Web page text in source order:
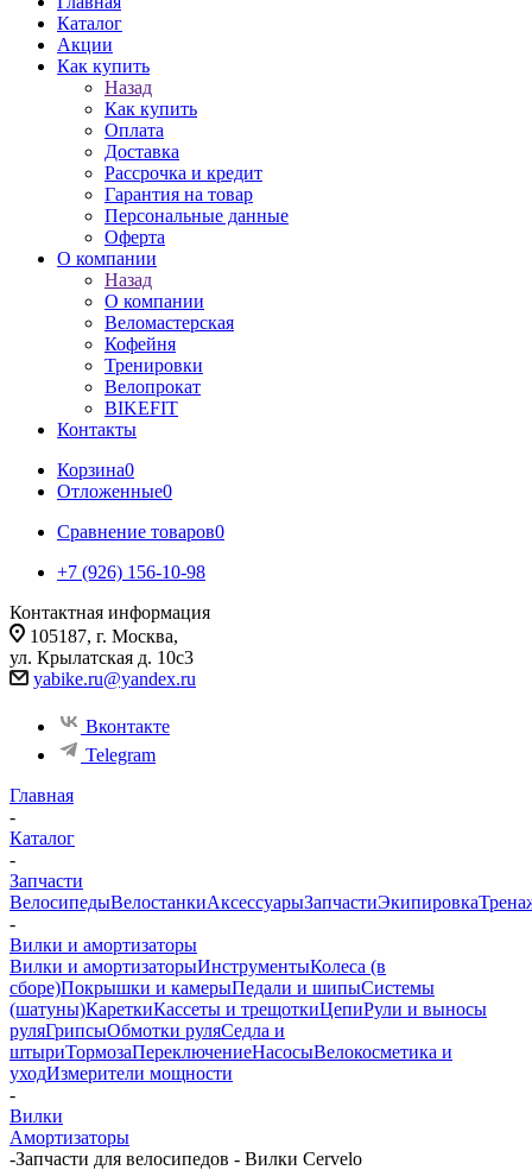
Каталог
Акции
Как купить
Назад
Как купить
Оплата
Доставка
Рассрочка и кредит
Гарантия на товар
Персональные данные
Оферта
О компании
Назад
О компании
Веломастерская
Кофейня
Тренировки
Велопрокат
BIKEFIT
Контакты
Корзина0
Отложенные0
Сравнение товаров0
+7 (926) 156-10-98
Контактная информация
105187, г. Москва,
ул. Крылатская д. 10с3
yabike.ru@yandex.ru
Вконтакте
Telegram
Главная
-
Каталог
-
Запчасти
ВелосипедыВелостанкиАксессуарыЗапчастиЭкипировка
-
Вилки и амортизаторы
Вилки и амортизаторыИнструментыКолеса (в
сборе)Покрышки и камерыПедали и шипыСистемы
(шатуны)КареткиКассеты и трещоткиЦепиРули и выносы
руляГрипсыОбмотки руляСедла и
штыриТормозаПереключениеНасосыВелокосметика и
уходИзмерители мощности
-
Вилки
Амортизаторы
-Запчасти для велосипедов - Вилки Cervelo